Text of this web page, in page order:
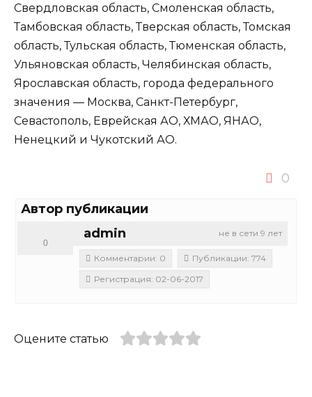
Свердловская область, Смоленская область,
Тамбовская область, Тверская область, Томская
область, Тульская область, Тюменская область,
Ульяновская область, Челябинская область,
Ярославская область, города федерального
значения — Москва, Санкт-Петербург,
Севастополь, Еврейская АО, ХМАО, ЯНАО,
Ненецкий и Чукотский АО.
0
Автор публикации
не в сети 9 лет
admin
0
Комментарии: 0
Публикации: 774
Регистрация: 02-06-2017
Оцените статью